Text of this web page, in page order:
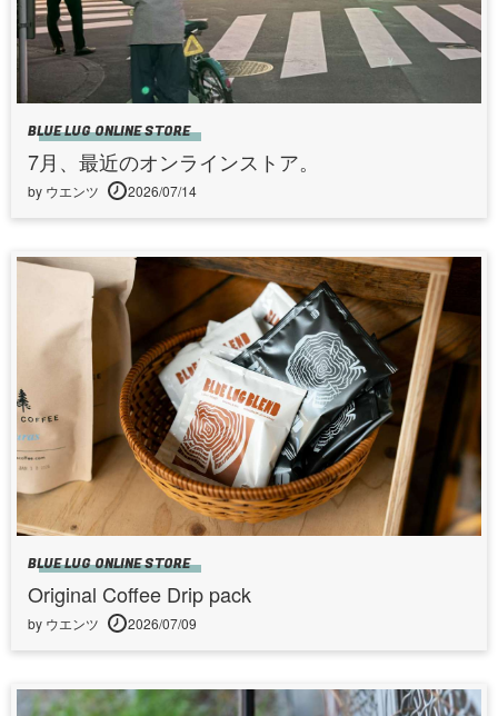
BLUE LUG ONLINE STORE
7月、最近のオンラインストア。
by ウエンツ 2026/07/14
BLUE LUG ONLINE STORE
Original Coffee Drip pack
by ウエンツ 2026/07/09